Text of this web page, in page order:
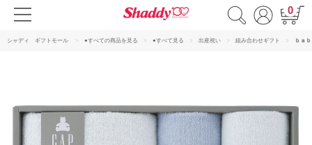
0
シャディ ギフトモール ●すべての商品を見る ●すべて見る 出産祝い 組み合わせギフト ｂａ